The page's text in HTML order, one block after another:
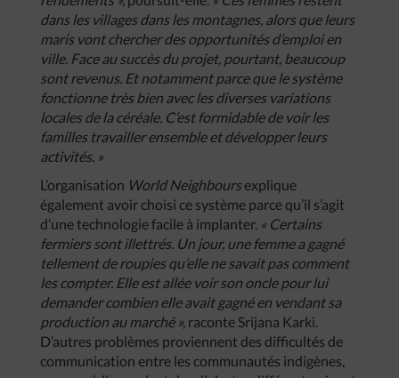
dans les villages dans les montagnes, alors que leurs
maris vont chercher des opportunités d’emploi en
ville. Face au succès du projet, pourtant, beaucoup
sont revenus. Et notamment parce que le système
fonctionne très bien avec les diverses variations
locales de la céréale. C’est formidable de voir les
familles travailler ensemble et développer leurs
activités. »
L’organisation World Neighboursexplique
également avoir choisi ce système parce qu’il s’agit
d’une technologie facile à implanter. « Certains
fermiers sont illettrés. Un jour, une femme a gagné
tellement de roupies qu’elle ne savait pas comment
les compter. Elle est allée voir son oncle pour lui
demander combien elle avait gagné en vendant sa
production au marché », raconte Srijana Karki.
D’autres problèmes proviennent des difficultés de
communication entre les communautés indigènes,